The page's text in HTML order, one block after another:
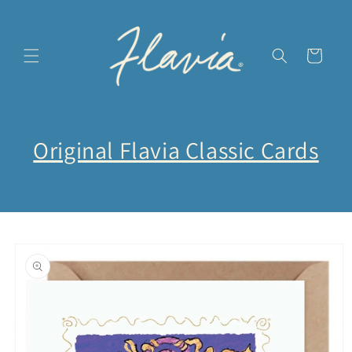
Carrello
Original Flavia Classic Cards
informazioni
sul prodotto